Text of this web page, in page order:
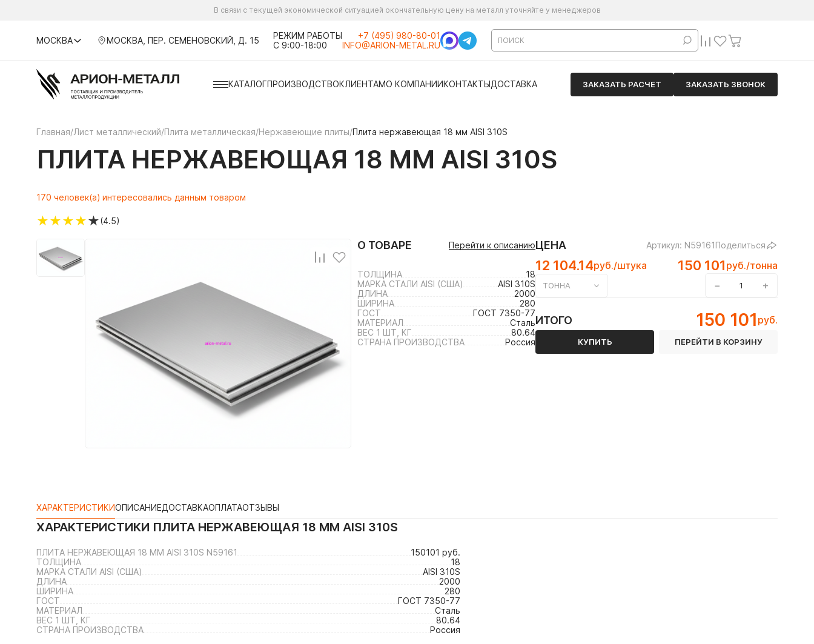
В связи с текущей экономической ситуацией окончательную цену на металл уточняйте у менеджеров
МОСКВА МОСКВА, ПЕР. СЕМЁНОВСКИЙ, Д. 15
РЕЖИМ РАБОТЫ
С 9:00-18:00
+7 (495) 980-80-01
INFO@ARION-METAL.RU
КАТАЛОГПРОИЗВОДСТВОКЛИЕНТАМО КОМПАНИИКОНТАКТЫДОСТАВКА ЗАКАЗАТЬ РАСЧЕТ ЗАКАЗАТЬ ЗВОНОК
Главная/Лист металлический/Плита металлическая/Нержавеющие плиты/Плита нержавеющая 18 мм AISI 310S
ПЛИТА НЕРЖАВЕЮЩАЯ 18 ММ AISI 310S
170 человек(а) интересовались данным товаром
★★★★★(4.5)
О ТОВАРЕ Перейти к описанию
ТОЛЩИНА
18
МАРКА СТАЛИ AISI (США)
AISI 310S
ДЛИНА
2000
ШИРИНА
280
ГОСТ
ГОСТ 7350-77
МАТЕРИАЛ
Сталь
ВЕС 1 ШТ, КГ
80.64
СТРАНА ПРОИЗВОДСТВА
Россия
ЦЕНА Артикул: N59161Поделиться
12 104.14руб./штука 150 101 руб./тонна
ТОННА − +
ИТОГО 150 101 руб.
КУПИТЬ ПЕРЕЙТИ В КОРЗИНУ
ХАРАКТЕРИСТИКИОПИСАНИЕДОСТАВКАОПЛАТАОТЗЫВЫ
ХАРАКТЕРИСТИКИ ПЛИТА НЕРЖАВЕЮЩАЯ 18 ММ AISI 310S
ПЛИТА НЕРЖАВЕЮЩАЯ 18 ММ AISI 310S N59161
150101 руб.
ТОЛЩИНА
18
МАРКА СТАЛИ AISI (США)
AISI 310S
ДЛИНА
2000
ШИРИНА
280
ГОСТ
ГОСТ 7350-77
МАТЕРИАЛ
Сталь
ВЕС 1 ШТ, КГ
80.64
СТРАНА ПРОИЗВОДСТВА
Россия